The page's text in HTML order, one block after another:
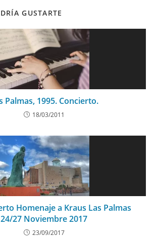
GUSTARTE
Palmas, 1995. Concierto.
18/03/2011
Homenaje a Kraus Las Palmas
24/27 Noviembre 2017
23/09/2017